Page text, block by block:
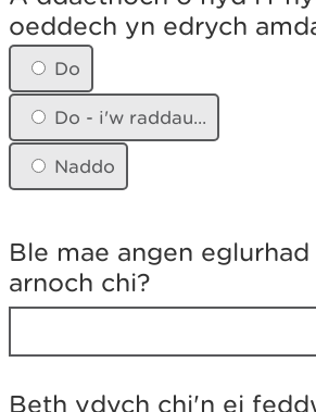
a
e
h
c
h
h
d
i
'
r
y
y
oeddech yn edrych
Do
Do - i'w raddau...
Naddo
Ble mae angen
arnoch chi?
Beth ydych chi'n ei